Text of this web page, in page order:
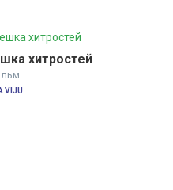
хитростей
VIJU